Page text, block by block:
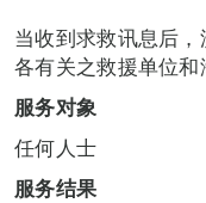
当收到求救讯息后
各有关之救援单位和
服务对象
任何人士
服务结果